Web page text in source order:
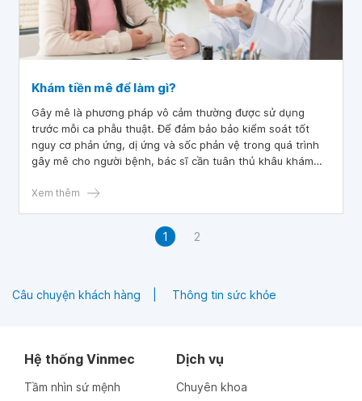
Khám tiền mê để làm gì?
Gây mê là phương pháp vô cảm thường được sử dụng
trước mỗi ca phẫu thuật. Để đảm bảo bảo kiểm soát tốt
nguy cơ phản ứng, dị ứng và sốc phản vệ trong quá trình
gây mê cho người bệnh, bác sĩ cần tuân thủ khâu khám
Xem thêm
1 2
Câu chuyện khách hàng Thông tin sức khỏe
Hệ thống Vinmec
Tầm nhìn sứ mệnh
Dịch vụ
Chuyên khoa